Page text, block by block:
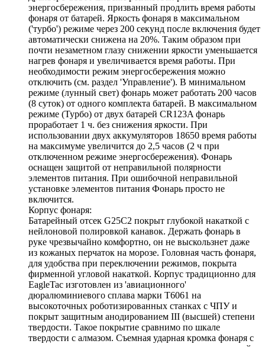
энергосбережения, призванный продлить время работы
фонаря от батарей. Яркость фонаря в максимальном
('турбо') режиме через 200 секунд после включения будет
автоматически снижена на 20%. Таким образом при
почти незаметном глазу снижении яркости уменьшается
нагрев фонаря и увеличивается время работы. При
необходимости режим энергосбережения можно
отключить (см. раздел 'Управление'). В минимальном
режиме (лунный свет) фонарь может работать 200 часов
(8 суток) от одного комплекта батарей. В максимальном
режиме (Турбо) от двух батарей CR123A фонарь
проработает 1 ч. без снижения яркости. При
использовании двух аккумуляторов 18650 время работы
на максимуме увеличится до 2,5 часов (2 ч при
отключенном режиме энергосбережения). Фонарь
оснащен защитой от неправильной полярности
элементов питания. При ошибочной неправильной
установке элементов питания Фонарь просто не
включится.
Корпус фонаря:
Батарейный отсек G25C2 покрыт глубокой накаткой с
нейлоновой полировкой канавок. Держать фонарь в
руке чрезвычайно комфортно, он не выскользнет даже
из кожаных перчаток на морозе. Головная часть фонаря,
для удобства при переключении режимов, покрыта
фирменной угловой накаткой. Корпус традиционно для
EagleTac изготовлен из 'авиационного'
дюралюминиевого сплава марки T6061 на
высокоточных роботизированных станках с ЧПУ и
покрыт защитным анодированием III (высшей) степени
твердости. Такое покрытие сравнимо по шкале
твердости с алмазом. Съемная ударная кромка фонаря с